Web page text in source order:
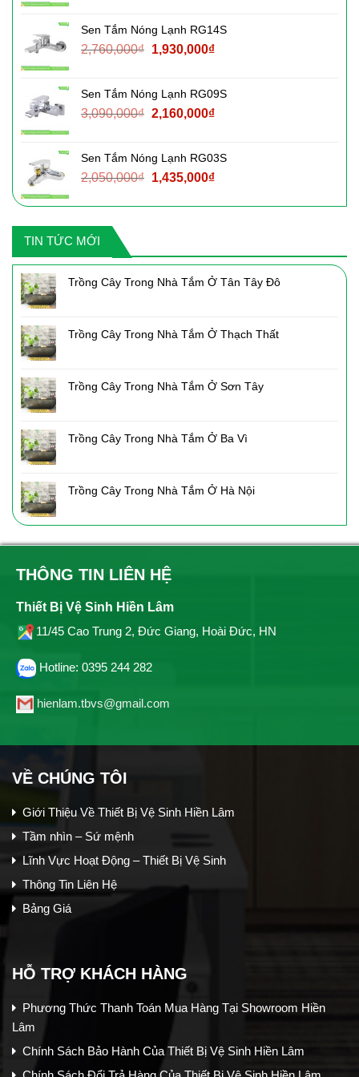
2,220,000₫.là:
1,550,000₫.
Sen Tắm Nóng Lạnh RG14S
2,760,000₫ Giá
2,760,000₫.
1,930,000₫Giá
là:
1,930,000₫.
Sen Tắm Nóng Lạnh RG09S
3,090,000₫ Giá
3,090,000₫.
2,160,000₫Giá
là:
2,160,000₫.
Sen Tắm Nóng Lạnh RG03S
2,050,000₫ Giá
là:
1,435,000₫Giá
tại
TIN TỨC MỚI
Trồng Cây Trong Nhà Tắm Ở Tân Tây Đô
Trồng Cây Trong Nhà Tắm Ở Thạch Thất
Trồng Cây Trong Nhà Tắm Ở Sơn Tây
Trồng Cây Trong Nhà Tắm Ở Ba Vì
Trồng Cây Trong Nhà Tắm Ở Hà Nội
THÔNG TIN LIÊN HỆ
Thiết Bị Vệ Sinh Hiền Lâm
11/45 Cao Trung 2, Đức Giang, Hoài Đức, HN
Hotline: 0395 244 282
hienlam.tbvs@gmail.com
VỀ CHÚNG TÔI
Giới Thiệu Về Thiết Bị Vệ Sinh Hiền Lâm
Tầm nhìn – Sứ mệnh
Lĩnh Vực Hoạt Động – Thiết Bị Vệ Sinh
Thông Tin Liên Hệ
Bảng Giá
HỖ TRỢ KHÁCH HÀNG
Phương Thức Thanh Toán Mua Hàng Tại Showroom Hiền
Lâm
Chính Sách Bảo Hành Của Thiết Bị Vệ Sinh Hiền Lâm